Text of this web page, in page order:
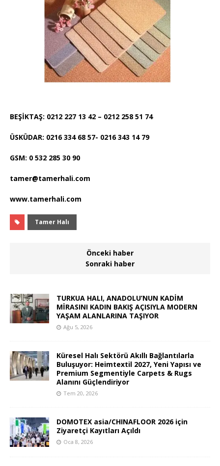
BEŞİKTAŞ: 0212 227 13 42 – 0212 258 51 74
ÜSKÜDAR: 0216 334 68 57- 0216 343 14 79
GSM: 0 532 285 30 90
tamer@tamerhali.com
www.tamerhali.com
Tamer Halı
Önceki haber
Sonraki haber
TURKUA HALI, ANADOLU’NUN KADİM
MİRASINI KADIN BAKIŞ AÇISIYLA MODERN
YAŞAM ALANLARINA TAŞIYOR
Ağu 5, 2026
Küresel Halı Sektörü Akıllı Bağlantılarla
Buluşuyor: Heimtextil 2027, Yeni Yapısı ve
Premium Segmentiyle Carpets & Rugs
Alanını Güçlendiriyor
Tem 20, 2026
DOMOTEX asia/CHINAFLOOR 2026 için
Ziyaretçi Kayıtları Açıldı
Oca 8, 2026